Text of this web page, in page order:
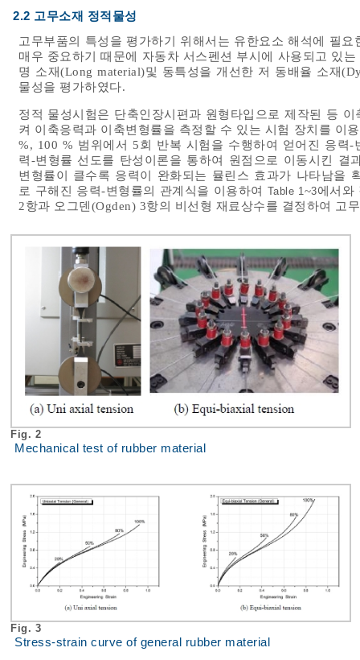
2.2 고무소재 정적물성
고무부품의 특성을 평가하기 위해서는 유한요소 해석에 필
매우 중요하기 때문에 자동차 서스펜션 부시에 사용되고 있
명 소재(Long material)및 동특성을 개선한 저 동배율 소재
물성을 평가하였다.
정적 물성시험은 단축인장시편과 원형타입으로 제작된 등
켜 이축응력과 이축변형률을 측정할 수 있는 시험 장치를 이
%, 100 % 범위에서 5회 반복 시험을 수행하여 얻어진 응력
력-변형률 선도를 탄성이론을 통하여 원점으로 이동시킨 결
변형률이 클수록 응력이 완화되는 뮬린스 효과가 나타남을
로 구해진 응력-변형률의 관계식을 이용하여 Table 1 ~3에서와
2항과 오그덴(Ogden) 3항의 비선형 재료상수를 결정하여 고
Fig. 2
Mechanical test of rubber material
Fig. 3
Stress-strain curve of general rubber material